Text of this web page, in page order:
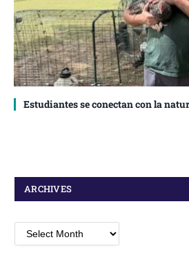
Estudiantes se conectan con la
ARCHIVES